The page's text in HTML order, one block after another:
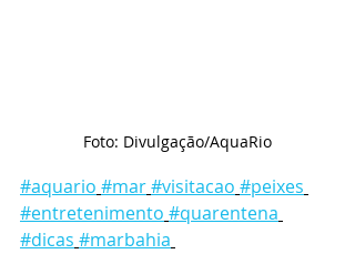
Foto: Divulgação/AquaRio
#aquario #mar#visitacao #peixes
#entretenimento #quarentena
#dicas #marbahia